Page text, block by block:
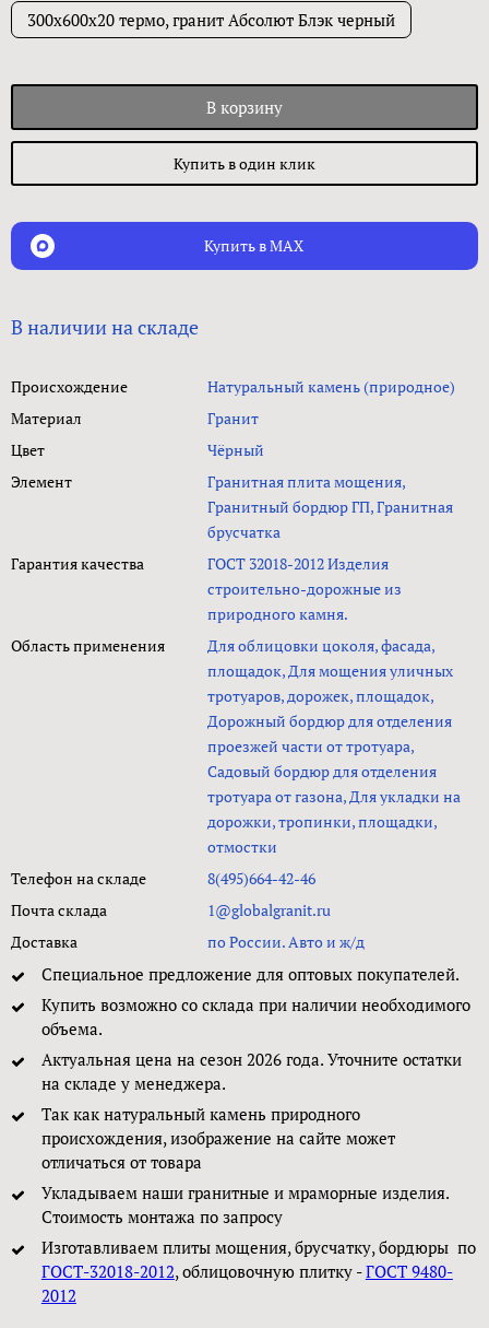
300х600х20 термо, гранит Абсолют Блэк черный
В корзину
Купить в один клик
Купить в MAX
В наличии на складе
Происхождение
Натуральный камень (природное)
Материал
Гранит
Цвет
Чёрный
Элемент
Гранитная плита мощения,
Гранитный бордюр ГП, Гранитная
брусчатка
Гарантия качества
ГОСТ 32018-2012 Изделия
строительно-дорожные из
природного камня.
Область применения
Для облицовки цоколя, фасада,
площадок, Для мощения уличных
тротуаров, дорожек, площадок,
Дорожный бордюр для отделения
проезжей части от тротуара,
Садовый бордюр для отделения
тротуара от газона, Для укладки на
дорожки, тропинки, площадки,
отмостки
Телефон на складе
8(495)664-42-46
Почта склада
1@globalgranit.ru
Доставка
по России. Авто и ж/д
Специальное предложение для оптовых покупателей.
Купить возможно со склада при наличии необходимого
объема.
Актуальная цена на сезон 2026 года. Уточните остатки
на складе у менеджера.
Так как натуральный камень природного
происхождения, изображение на сайте может
отличаться от товара
Укладываем наши гранитные и мраморные изделия.
Стоимость монтажа по запросу
Изготавливаем плиты мощения, брусчатку, бордюры по
ГОСТ-32018-2012, облицовочную плитку -ГОСТ 9480-
2012